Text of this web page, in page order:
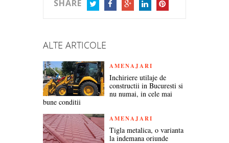
SHARE
ALTE ARTICOLE
AMENAJARI
Inchiriere utilaje de
constructii in Bucuresti si
nu numai, in cele mai
bune conditii
AMENAJARI
Tigla metalica, o varianta
la indemana oriunde